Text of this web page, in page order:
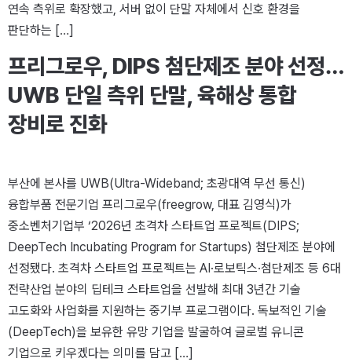
연속 측위로 확장했고, 서버 없이 단말 자체에서 신호 환경을
판단하는 […]
프리그로우, DIPS 첨단제조 분야 선정…
UWB 단일 측위 단말, 육해상 통합
장비로 진화
부산에 본사를 UWB(Ultra-Wideband; 초광대역 무선 통신)
융합부품 전문기업 프리그로우(freegrow, 대표 김영식)가
중소벤처기업부 ‘2026년 초격차 스타트업 프로젝트(DIPS;
DeepTech Incubating Program for Startups) 첨단제조 분야에
선정됐다. 초격차 스타트업 프로젝트는 AI·로보틱스·첨단제조 등 6대
전략산업 분야의 딥테크 스타트업을 선발해 최대 3년간 기술
고도화와 사업화를 지원하는 중기부 프로그램이다. 독보적인 기술
(DeepTech)을 보유한 유망 기업을 발굴하여 글로벌 유니콘
기업으로 키우겠다는 의미를 담고 […]